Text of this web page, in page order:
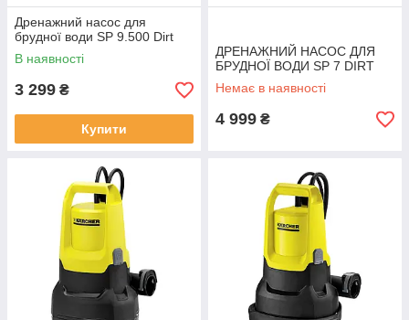
Дренажний насос для
брудної води SP 9.500 Dirt
В наявності
3 299 ₴
Купити
ДРЕНАЖНИЙ НАСОС ДЛЯ
БРУДНОЇ ВОДИ SP 7 DIRT
Немає в наявності
4 999 ₴